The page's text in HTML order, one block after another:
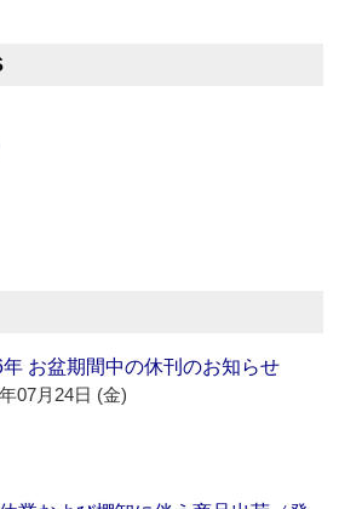
年 お盆期間中の休刊のお知らせ
07月24日 (金)